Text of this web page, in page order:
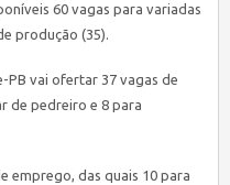
60 vagas para variadas
produção (35).
-PB vai ofertar 37 vagas de
de pedreiro e 8 para
emprego, das quais 10 para